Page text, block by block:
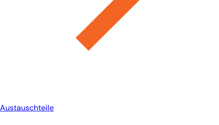
Austauschteile